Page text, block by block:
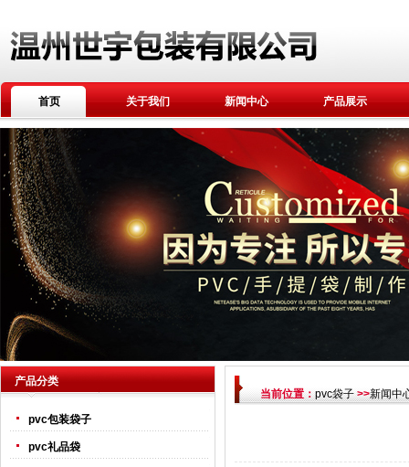
首页 关于我们 新闻中心 产品展示
产品分类
pvc包装袋子
pvc礼品袋
当前位置：pvc袋子>>新闻中